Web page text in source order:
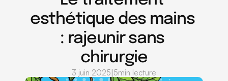
esthétique des mains
: rajeunir sans
chirurgie
3 juin 2025|5min lecture